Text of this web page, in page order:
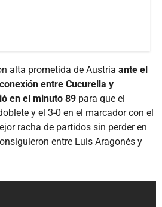
alta prometida de Austria ante el
entre Cucurella y
en el minuto 89 para que el
y el 3-0 en el marcador con el
racha de partidos sin perder en
entre Luis Aragonés y